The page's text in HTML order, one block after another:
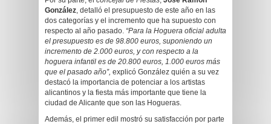
González, detalló el presupuesto de este año en las
dos categorías y el incremento que ha supuesto con
respecto al año pasado. “Para la Hoguera oficial adulta
el presupuesto es de 98.800 euros, suponiendo un
incremento de 2.000 euros, y con respecto a la
hoguera infantil es de 20.800 euros, 1.000 euros más
que el pasado año”, explicó González quién a su vez
destacó la importancia de potenciar a los artistas
alicantinos y la fiesta más importante que tiene la
ciudad de Alicante que son las Hogueras.
Además, el primer edil mostró su satisfacción por parte